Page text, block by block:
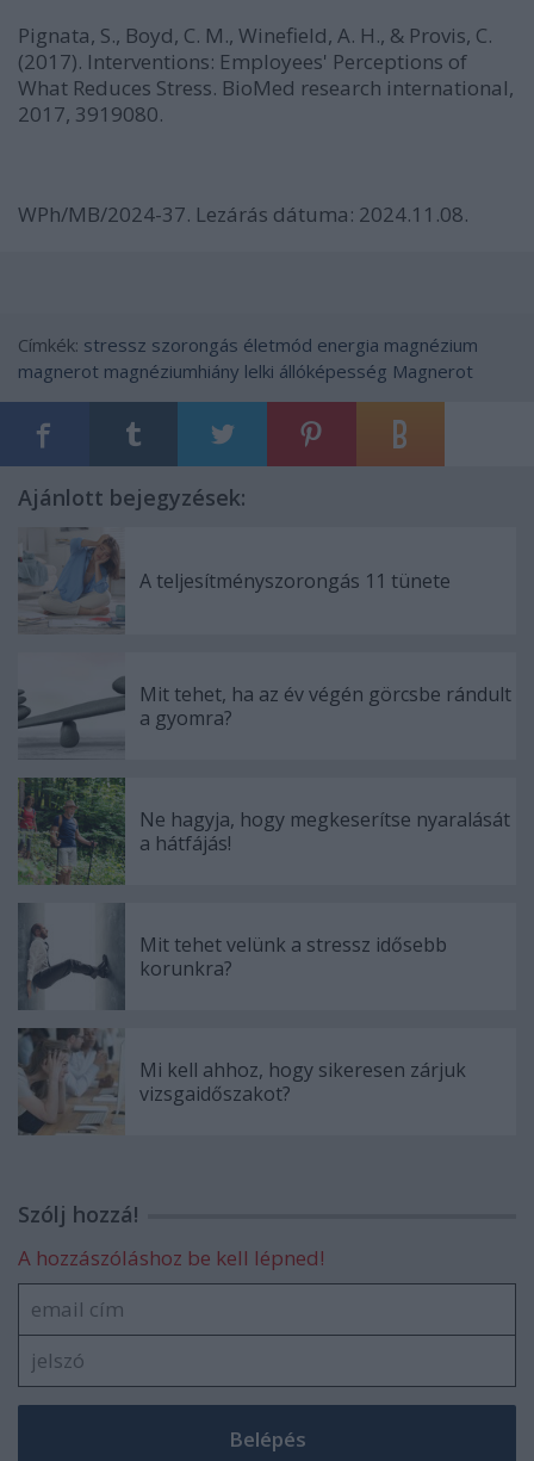
Pignata, S., Boyd, C. M., Winefield, A. H., & Provis, C.
(2017). Interventions: Employees' Perceptions of
What Reduces Stress. BioMed research international,
2017, 3919080.
WPh/MB/2024-37. Lezárás dátuma: 2024.11.08.
Címkék: stressz szorongás életmód energia magnézium
magnerot magnéziumhiány lelki állóképesség Magnerot
Ajánlott bejegyzések:
A teljesítményszorongás 11 tünete
Mit tehet, ha az év végén görcsbe rándult
a gyomra?
Ne hagyja, hogy megkeserítse nyaralását
a hátfájás!
Mit tehet velünk a stressz idősebb
korunkra?
Mi kell ahhoz, hogy sikeresen zárjuk
vizsgaidőszakot?
Szólj hozzá!
A hozzászóláshoz be kell lépned!